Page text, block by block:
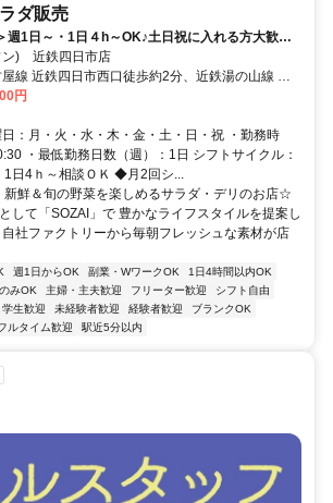
ダ販売
週1日～・1日４h～OK♪土日祝に入れる方大歓迎
します！
ン) 近鉄四日市店
線 近鉄四日市西口徒歩約2分、近鉄湯の山線 近
2分、四日市あすなろう鉄道内部線 あすなろう四
円
：月・火・水・木・金・土・日・祝 ・勤務時
・最低勤務日数（週）：1日 シフトサイクル：
日4ｈ～相談ＯＫ ◆月2回シ...
新鮮＆旬の野菜を楽しめるサラダ・デリのお店☆
して「SOZAI」で 豊かなライフスタイルを提案し
社ファクトリーから毎朝フレッシュな素材が店
週1日からOK 副業・WワークOK
1日4時間以内OK
みOK 主婦・主夫歓迎 フリーター歓迎
シフト自由
学生歓迎 未経験者歓迎 経験者歓迎
ブランクOK
ルタイム歓迎 駅近5分以内